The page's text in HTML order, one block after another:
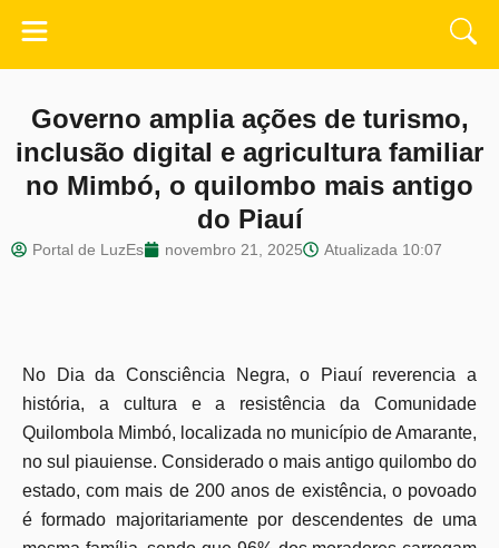
Governo amplia ações de turismo,
inclusão digital e agricultura familiar
no Mimbó, o quilombo mais antigo
do Piauí
Portal de LuzEs novembro 21, 2025 Atualizada 10:07
No Dia da Consciência Negra, o Piauí reverencia a
história, a cultura e a resistência da Comunidade
Quilombola Mimbó, localizada no município de Amarante,
no sul piauiense. Considerado o mais antigo quilombo do
estado, com mais de 200 anos de existência, o povoado
é formado majoritariamente por descendentes de uma